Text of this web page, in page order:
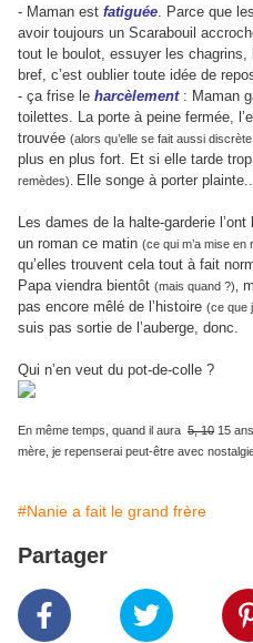
- Maman est fatiguée. Parce que
avoir toujours un Scarabouil
tout le boulot, essuyer les
bref, c’est oublier toute idée de
- ça frise le harcèlement: Maman
toilettes. La porte à peine fermée,
trouvée (alors qu’elle se fait aussi
plus en plus fort. Et si elle tarde
remèdes).
Elle songe à porter
Les dames de la halte-garderie
un roman ce matin (ce qui m’a mise
qu’elles trouvent cela tout à fait
Papa viendra bientôt (mais quand ?),
pas encore mêlé de l’histoire (ce que
suis pas sortie de l’auberge, donc.
Qui n’en veut du pot-de-colle ?
En même temps, quand il aura 5, 10 15
mère, je repenserai peut-être avec
#Nanie a fait le grand frère
Partager